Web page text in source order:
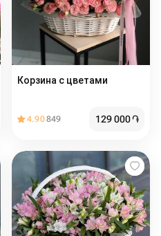
Корзина с цветами
4.90849 129 000֏